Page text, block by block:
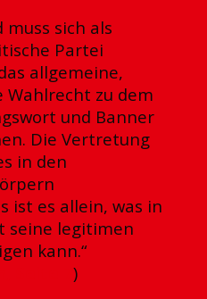
sich als
Partei
allgemeine,
Wahlrecht zu dem
und Banner
Die Vertretung
in den
ist es allein, was in
seine legitimen
kann.“
)